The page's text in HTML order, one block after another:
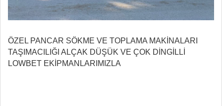
ÖZEL PANCAR SÖKME VE TOPLAMA MAKİNALARI
TAŞIMACILIĞI ALÇAK DÜŞÜK VE ÇOK DİNGİLLİ
LOWBET EKİPMANLARIMIZLA